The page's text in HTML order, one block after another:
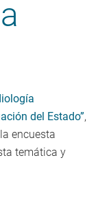
del Estado”,
encuesta
temática y